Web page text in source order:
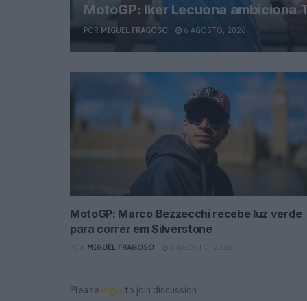
MotoGP: Iker Lecuona ambiciona
POR MIGUEL FRAGOSO 6 AGOSTO, 2026
MotoGP: Marco Bezzecchi recebe luz verde
para correr em Silverstone
MIGUEL FRAGOSO 6 AGOSTO, 2026
Please login to join discussion